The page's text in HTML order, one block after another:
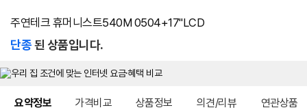
주연테크 휴머니스트540M 0504+17"LCD
단종된 상품입니다.
요약정보 가격비교 상품정보 의견/리뷰 연관상품